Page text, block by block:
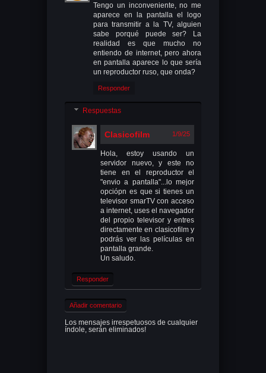
Tengo un inconveniente, no me
aparece en la pantalla el logo
para transmitir a la TV, alguien
sabe porqué puede ser? La
realidad es que mucho no
entiendo de internet, pero ahora
en pantalla aparece lo que sería
un reproductor ruso, que onda?
Responder
Respuestas
Clasicofilm 1/9/25
Hola, estoy usando un
servidor nuevo, y este no
tiene en el reproductor el
"envio a pantalla"...lo mejor
opciópn es que si tienes un
televisor smarTV con acceso
a internet, uses el navegador
del propio televisor y entres
directamente en clasicofilm y
podrás ver las películas en
pantalla grande.
Un saludo.
Responder
Añadir comentario
Los mensajes irrespetuosos de cualquier
índole, serán eliminados!